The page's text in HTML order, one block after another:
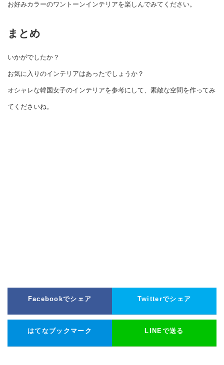
お好みカラーのワントーンインテリアを楽しんでみてください。
まとめ
いかがでしたか？
お気に入りのインテリアはあったでしょうか？
オシャレな韓国女子のインテリアを参考にして、素敵な空間を作ってみ
てくださいね。
Facebookでシェア Twitterでシェア
はてなブックマーク LINEで送る